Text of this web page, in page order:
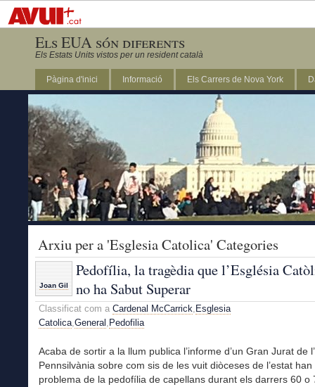
Els EUA són diferents
Els Estats Units vistos per un resident català
Pàgina d'inici Informació Els Carrers de Nova York
Arxiu per a 'Esglesia Catolica' Categories
Joan Gil
Pedofília, la tragèdia que l’Església
no ha Sabut Superar
Classificat com a Cardenal McCarrick, Esglesia
Catolica,General , Pedofilia
Acaba de sortir a la llum publica l’informe d’un Gran Jurat de
Pennsilvània sobre com sis de les vuit diòceses de l’estat
problema de la pedofília de capellans durant els darrers 60 o